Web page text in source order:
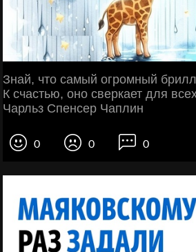
Знай, что самый огромный
К счастью, оно сверкает для
Чарльз Спенсер Чаплин
0 0 0